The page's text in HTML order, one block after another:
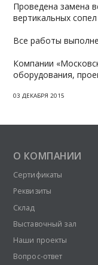
Проведена замена
вертикальных
Все работы
Компании
оборудования,
03 ДЕКАБРЯ 2015
О КОМПАНИИ
Сертификаты
Реквизиты
Склад
Выставочный зал
Наши проекты
Вопрос-ответ